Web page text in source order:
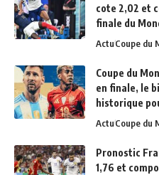
cote 2,02 et
finale du
ActuCoupe du
Coupe du
en finale, le
historique
ActuCoupe du
Pronostic
1,76 et